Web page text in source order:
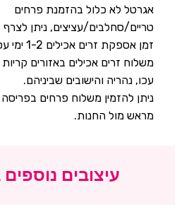
אגרטל לא כלול בהזמנת פרחים
טריים/סחלבים/עציצים, ניתן
זמן אספקת זרים אכילים 1-2 ימי עסקים.
משלוח זרים אכילים באזורים
עכו, נהריה והישובים שביניהם.
ניתן להזמין משלוח פרחים
מראש מול החנות.
עיצובים